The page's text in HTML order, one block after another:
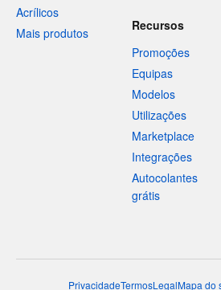
Acrílicos
Mais produtos
Recursos
Promoções
Equipas
Modelos
Utilizações
Marketplace
Integrações
Autocolantes
grátis
PrivacidadeTermosLegalMapa do